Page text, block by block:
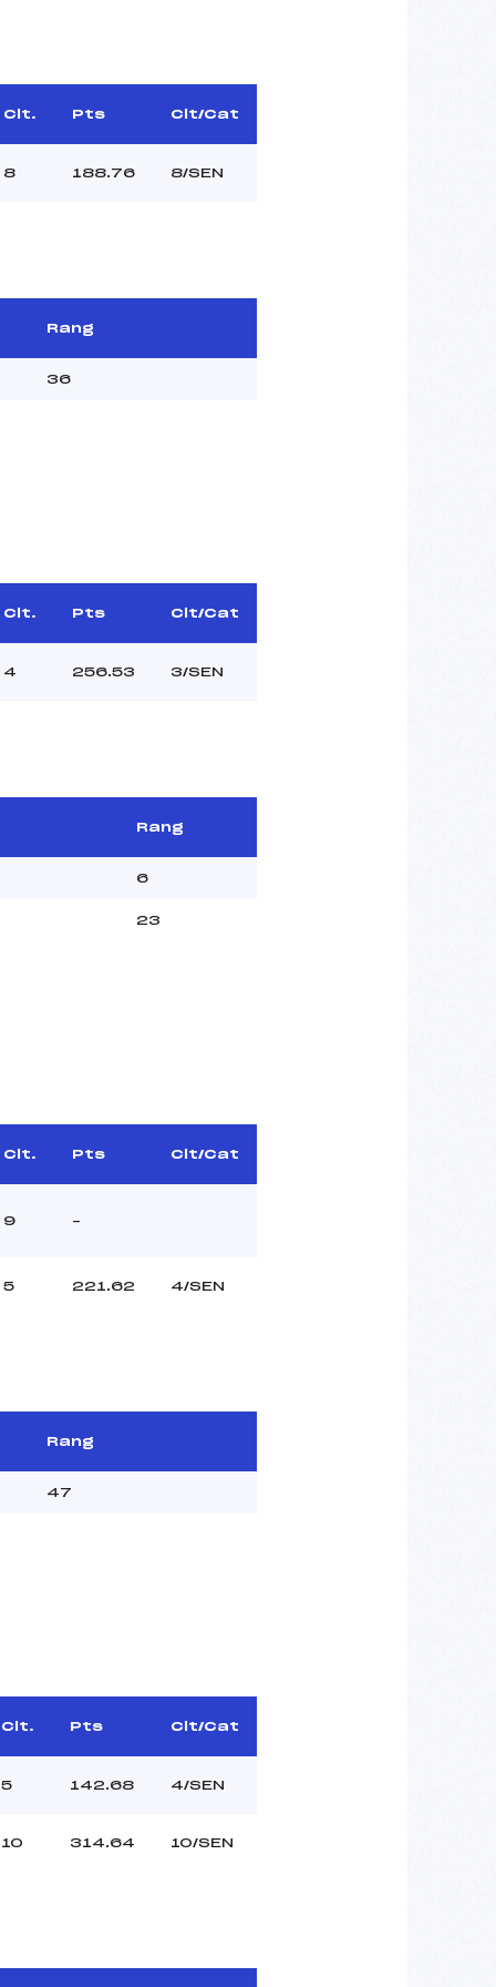
Clt. Pts Clt/Cat
8 188.76 8/SEN
Rang
36
Clt. Pts Clt/Cat
4 256.53 3/SEN
Rang
6
23
Clt. Pts Clt/Cat
9 –
5 221.62 4/SEN
Rang
47
Clt. Pts Clt/Cat
5 142.68 4/SEN
10 314.64 10/SEN